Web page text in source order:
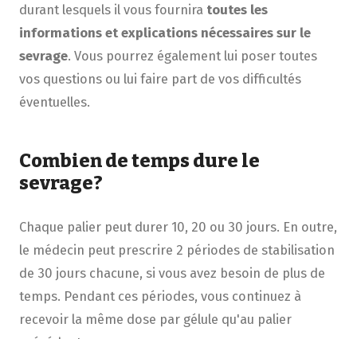
durant lesquels il vous fournira toutes les
informations et explications nécessaires sur le
sevrage. Vous pourrez également lui poser toutes
vos questions ou lui faire part de vos difficultés
éventuelles.
Combien de temps dure le
sevrage?
Chaque palier peut durer 10, 20 ou 30 jours. En outre,
le médecin peut prescrire 2 périodes de stabilisation
de 30 jours chacune, si vous avez besoin de plus de
temps. Pendant ces périodes, vous continuez à
recevoir la même dose par gélule qu'au palier